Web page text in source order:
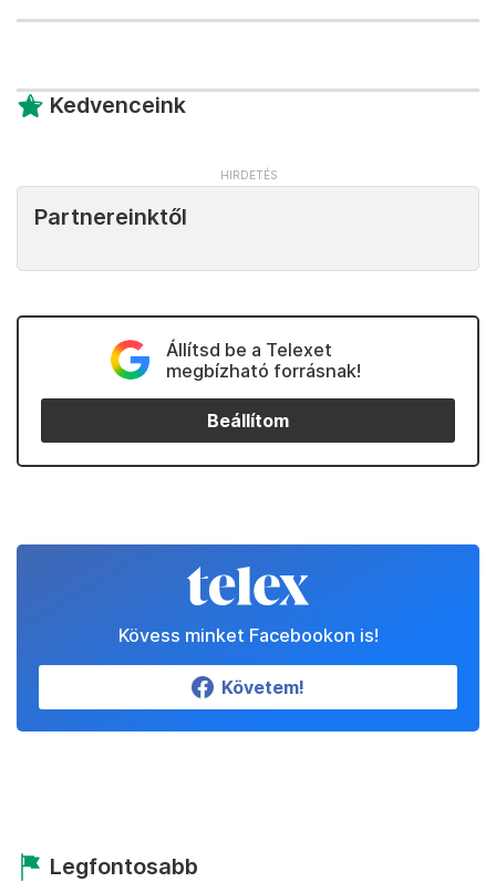
Kedvenceink
Partnereinktől
Állítsd be a Telexet
megbízható forrásnak!
Beállítom
Kövess minket Facebookon is!
Követem!
Legfontosabb